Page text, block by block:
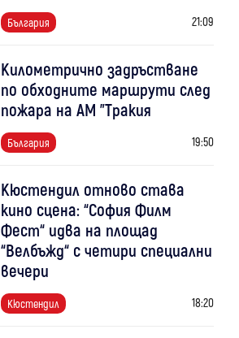
България 21:09
Километрично задръстване
по обходните маршрути след
пожара на АМ "Тракия
България 19:50
Кюстендил отново става
кино сцена: “София Филм
Фест“ идва на площад
“Велбъжд“ с четири специални
вечери
Кюстендил 18:20